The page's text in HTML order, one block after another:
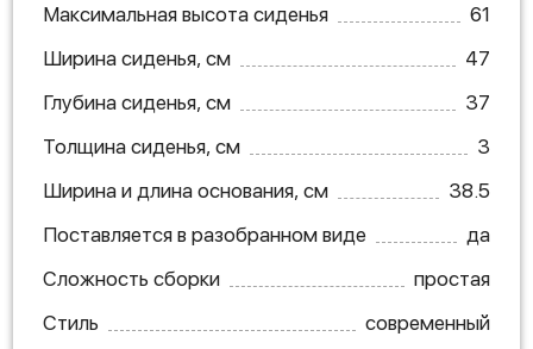
Максимальная высота сиденья
61
Ширина сиденья, см
47
Глубина сиденья, см
37
Толщина сиденья, см
3
Ширина и длина основания, см
38.5
Поставляется в разобранном виде
да
Сложность сборки
простая
Стиль
современный